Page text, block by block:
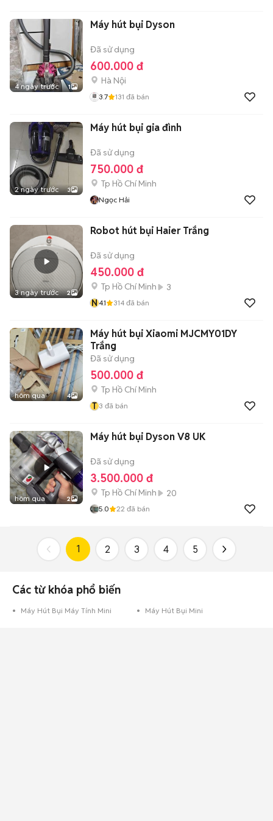
4 ngày trước 1
Máy hút bụi Dyson
Đã sử dụng
600.000 đ
Hà Nội
3.7 131 đã bán
2 ngày trước 3
Máy hút bụi gia đình
Đã sử dụng
750.000 đ
Tp Hồ Chí Minh
Ngọc Hải
3 ngày trước 2
Robot hút bụi Haier Trắng
Đã sử dụng
450.000 đ
Tp Hồ Chí Minh
3
N4.1 314 đã bán
hôm qua 4
Máy hút bụi Xiaomi MJCMY01DY
Trắng
Đã sử dụng
500.000 đ
Tp Hồ Chí Minh
T 3 đã bán
hôm qua 2
Máy hút bụi Dyson V8 UK
Đã sử dụng
3.500.000 đ
Tp Hồ Chí Minh 20
5.0 22 đã bán
1 2 3 4 5
Các từ khóa phổ biến
Máy Hút Bụi Máy Tính Mini Máy Hút Bụi Mini